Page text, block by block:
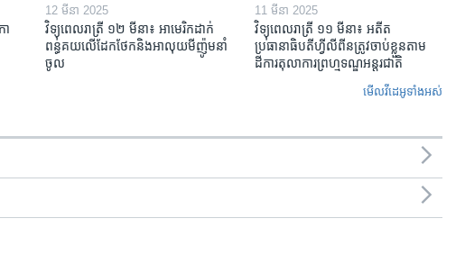
ា​
12 មីនា 2025
វិទ្យុពេលរាត្រី ១២ មីនា៖ អាមេរិក​ដាក់​
ពន្ធគយ​លើ​ដែកថែក​និង​អាលុយ​មីញ៉ូម​នាំ
ចូល
11 មីនា 2025
វិទ្យុពេលរាត្រី ១១ មីនា៖ អតីត​
ប្រធានាធិបតីហ្វីលីពីន​ត្រូវ​ចាប់ខ្លួនតាម
ដីការ​តុលាការ​ព្រហ្មទណ្ឌ​អន្តរជាតិ
មើល​វីដេអូ​ទាំង​អស់